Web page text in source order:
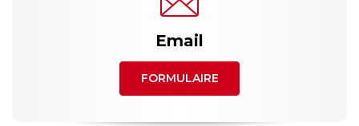
Email
FORMULAIRE